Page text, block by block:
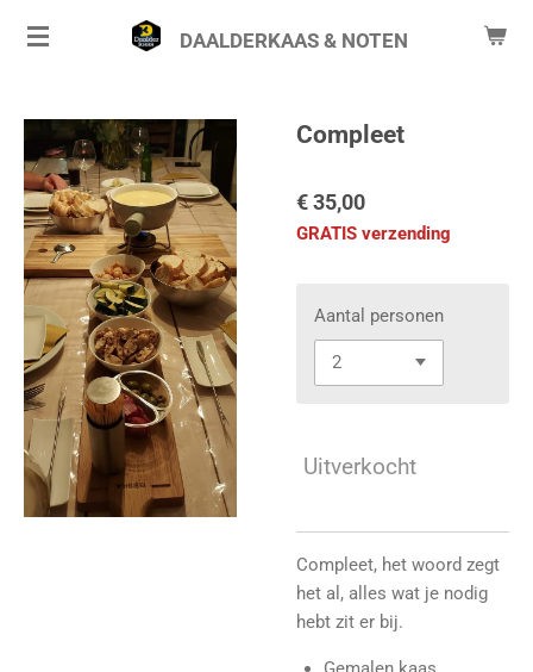
Ga
direct
hoofdinhoud
DAALDERKAAS & NOTEN
Compleet
€ 35,00
GRATIS verzending
Aantal personen
Uitverkocht
Compleet, het woord zegt
het al, alles wat je nodig
hebt zit er bij.